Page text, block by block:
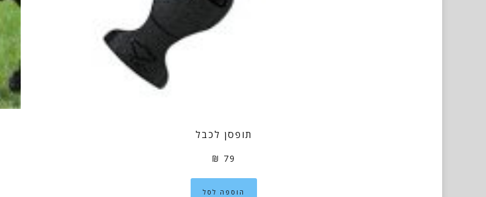
תופסן לכבל
₪ 79
הוספה לסל